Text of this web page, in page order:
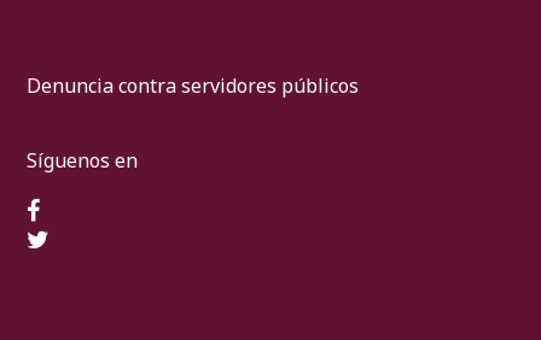
Denuncia contra servidores públicos
Síguenos en